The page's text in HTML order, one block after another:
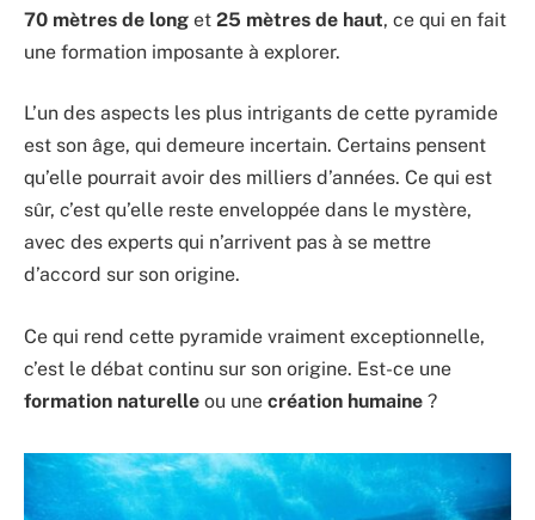
70 mètres de long et 25 mètres de haut, ce qui en fait
une formation imposante à explorer.
L’un des aspects les plus intrigants de cette pyramide
est son âge, qui demeure incertain. Certains pensent
qu’elle pourrait avoir des milliers d’années. Ce qui est
sûr, c’est qu’elle reste enveloppée dans le mystère,
avec des experts qui n’arrivent pas à se mettre
d’accord sur son origine.
Ce qui rend cette pyramide vraiment exceptionnelle,
c’est le débat continu sur son origine. Est-ce une
formation naturelle ou une création humaine ?